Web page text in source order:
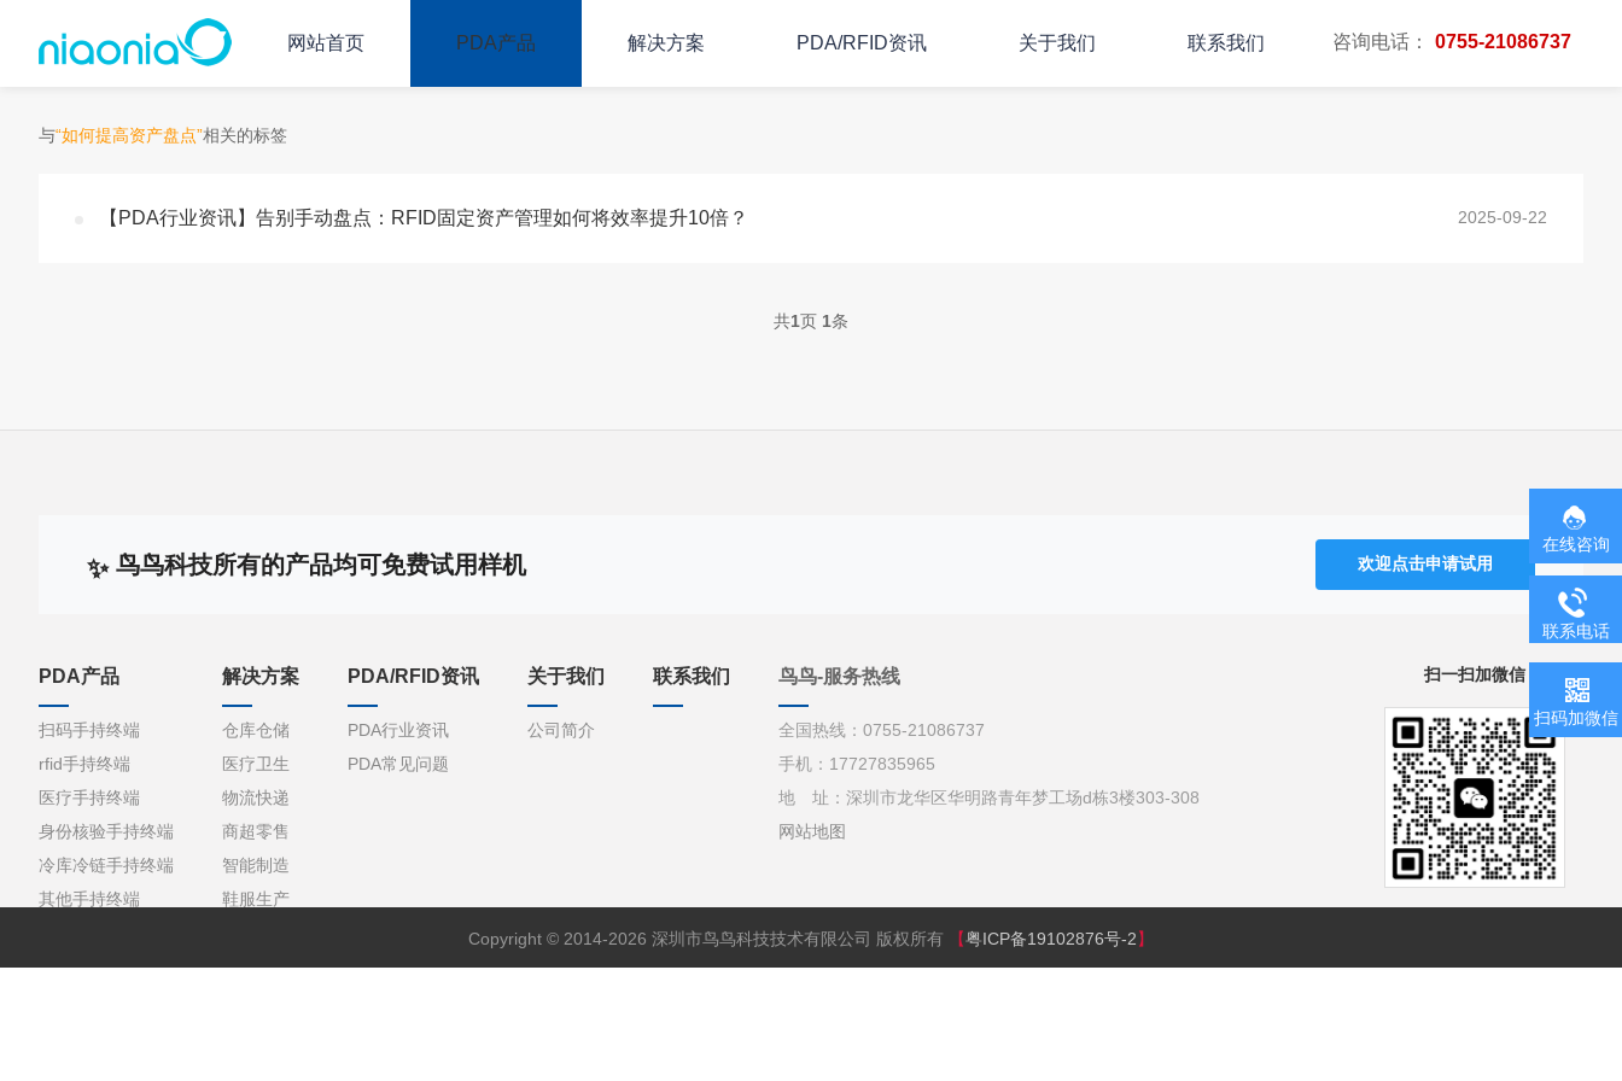
网站首页 PDA产品 解决方案 PDA/RFID资讯 关于我们 联系我们 咨询电话： 0755-21086737
与“如何提高资产盘点”相关的标签
主页 TAG标签
【PDA行业资讯】告别手动盘点：RFID固定资产管理如何将效率提升10倍？ 2025-09-22
共1页 1条
鸟鸟科技所有的产品均可免费试用样机 欢迎点击申请试用
PDA产品
扫码手持终端
rfid手持终端
医疗手持终端
身份核验手持终端
冷库冷链手持终端
其他手持终端
解决方案
仓库仓储
医疗卫生
物流快递
商超零售
智能制造
鞋服生产
PDA/RFID资讯
PDA行业资讯
PDA常见问题
关于我们
公司简介
联系我们 鸟鸟-服务热线
全国热线：0755-21086737
手机：17727835965
地 址：深圳市龙华区华明路青年梦工场d栋3楼303-308
网站地图
扫一扫加微信
Copyright © 2014-2026 深圳市鸟鸟科技技术有限公司 版权所有 【粤ICP备19102876号-2】
在线咨询
联系电话
扫码加微信